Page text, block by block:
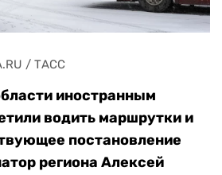
/ ТАСС
иностранным
водить маршрутки и
постановление
региона Алексей